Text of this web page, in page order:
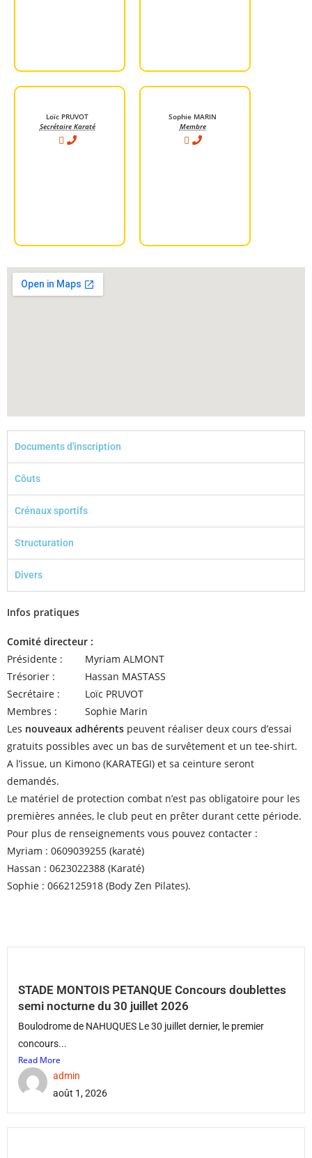
Loïc PRUVOT
Secrétaire Karaté
Sophie MARIN
Membre
Documents d'inscription
Côuts
Crénaux sportifs
Structuration
Divers
Infos pratiques
Comité directeur :
Présidente : Myriam ALMONT
Trésorier : Hassan MASTASS
Secrétaire : Loïc PRUVOT
Membres : Sophie Marin
Les nouveaux adhérents peuvent réaliser deux cours d’essai
gratuits possibles avec un bas de survêtement et un tee-shirt.
A l’issue, un Kimono (KARATEGI) et sa ceinture seront
demandés.
Le matériel de protection combat n’est pas obligatoire pour les
premières années, le club peut en prêter durant cette période.
Pour plus de renseignements vous pouvez contacter :
Myriam : 0609039255 (karaté)
Hassan : 0623022388 (Karaté)
Sophie : 0662125918 (Body Zen Pilates).
STADE MONTOIS PETANQUE Concours doublettes
semi nocturne du 30 juillet 2026
Boulodrome de NAHUQUES Le 30 juillet dernier, le premier
concours...
Read More
admin
août 1, 2026